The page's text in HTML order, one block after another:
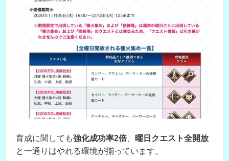
育成に関しても強化成功率2倍、
曜日クエスト全開放
と一通りはやれる環境が揃っています。